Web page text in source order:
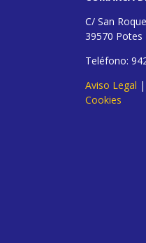
C/ San
39570 Potes
Teléfono:
Aviso Legal |
Cookies